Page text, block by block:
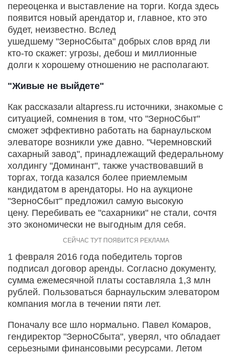
переоценка и выставление на торги. Когда здесь
появится новый арендатор и, главное, кто это
будет, неизвестно. Вслед
ушедшему "ЗерноСбыта" добрых слов вряд ли
кто-то скажет: угрозы, дебош и миллионные
долги к хорошему отношению не располагают.
"Живые не выйдете"
Как рассказали altapress.ru источники, знакомые с
ситуацией, сомнения в том, что "ЗерноСбыт"
сможет эффективно работать на барнаульском
элеваторе возникли уже давно. "Черемновский
сахарный завод", принадлежащий федеральному
холдингу "Доминант", также участвовавший в
торгах, тогда казался более приемлемым
кандидатом в арендаторы. Но на аукционе
"ЗерноСбыт" предложил самую высокую
цену. Перебивать ее "сахарники" не стали, сочтя
это экономически не выгодным для себя.
1 февраля 2016 года победитель торгов
подписал договор аренды. Согласно документу,
сумма ежемесячной платы составляла 1,3 млн
рублей. Пользоваться барнаульским элеватором
компания могла в течении пяти лет.
Поначалу все шло нормально. Павел Комаров,
гендиректор "ЗерноСбыта", уверял, что обладает
серьезными финансовыми ресурсами. Летом